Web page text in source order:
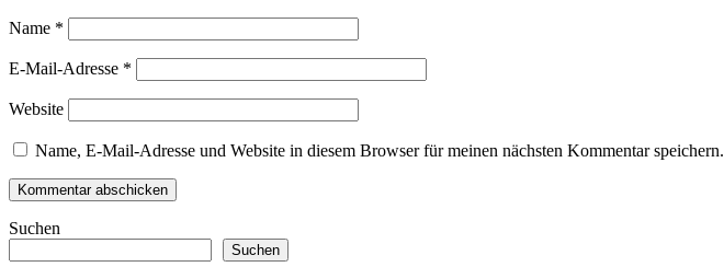
Name *
E-Mail-Adresse *
Website
Name, E-Mail-Adresse und Website in diesem Browser für meinen nächsten Kommentar speichern.
Suchen
Suchen